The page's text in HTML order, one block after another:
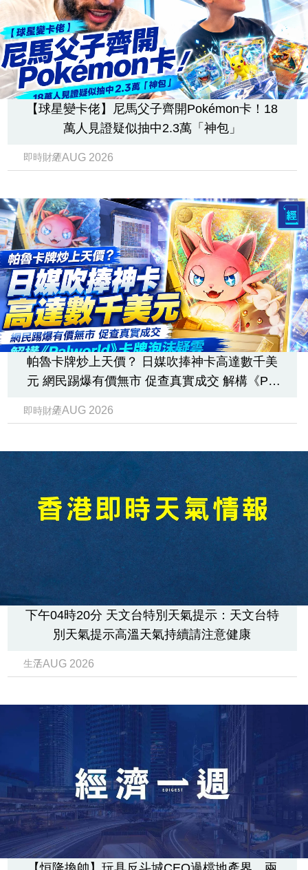
【球星變卡佬】尼馬父子齊開Pokémon卡！18
萬人見證疑似抽中2.3萬「神包」
即時財經7 AUG 2026
帕魯卡牌炒上天價？ 日媒吹捧神卡高達數千美
元 網民踢爆有價無市 促查真實成交 解構《Pal
即時財經7 AUG 2026
下午04時20分 天文台特別天氣提示：天文台特
別天氣提示高溫天氣持續請注意健康
生活7 AUG 2026